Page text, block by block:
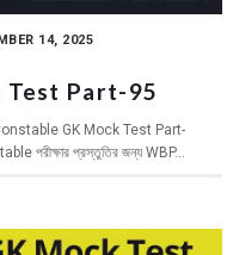
14, 2025
Test Part-95
GK Mock Test Part-
পরীক্ষার প্রস্তুতির জন্য WBP...